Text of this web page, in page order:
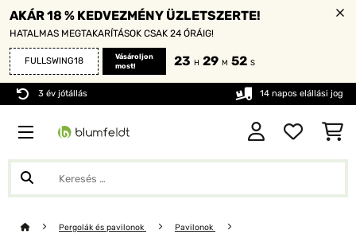
AKÁR 18 % KEDVEZMÉNY ÜZLETSZERTE!
HATALMAS MEGTAKARÍTÁSOK CSAK 24 ÓRÁIG!
FULLSWING18
Vásároljon
most!
23 H 29 M 52 S
3 év jótállás 14 napos elállási jog
Pergolák és pavilonok Pavilonok